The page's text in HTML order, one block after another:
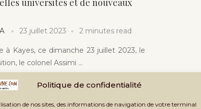
Politique de confidentialité
de nos sites, des informations de navigation de votre terminal
universités et de nouveaux
23 juillet 2023 2 minutes read
à Kayes, ce dimanche 23 juillet 2023, le
le colonel Assimi …